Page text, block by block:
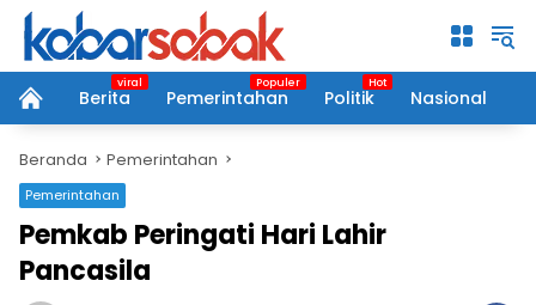
Langsung
konten
home
Berita Pemerintahan Politik Nasional
Beranda Pemerintahan
Pemerintahan
Pemkab Peringati Hari Lahir
Pancasila